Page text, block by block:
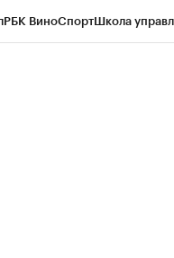
РБК ВиноСпортШкола